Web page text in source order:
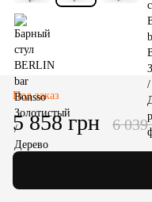
Под заказ
5 858 грн 6 039